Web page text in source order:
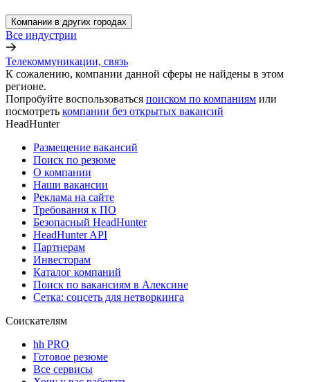
Компании в других городах
Все индустрии
Телекоммуникации, связь
К сожалению, компании данной сферы не найдены в этом
регионе.
Попробуйте воспользоваться поиском по компаниям или
посмотреть компании без открытых вакансий
HeadHunter
Размещение вакансий
Поиск по резюме
О компании
Наши вакансии
Реклама на сайте
Требования к ПО
Безопасный HeadHunter
HeadHunter API
Партнерам
Инвесторам
Каталог компаний
Поиск по вакансиям в Алексине
Сетка: соцсеть для нетворкинга
Соискателям
hh PRO
Готовое резюме
Все сервисы